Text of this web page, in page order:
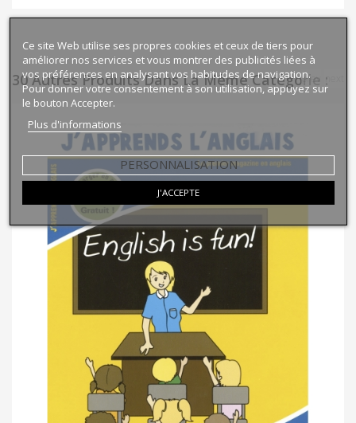
30 Autres Produits Dans La Même Catégorie :
prev next
Ce site Web utilise ses propres cookies et ceux de tiers pour
améliorer nos services et vous montrer des publicités liées à
vos préférences en analysant vos habitudes de navigation.
Pour donner votre consentement à son utilisation, appuyez sur
le bouton Accepter.
Plus d'informations
PERSONNALISATION
J'ACCEPTE